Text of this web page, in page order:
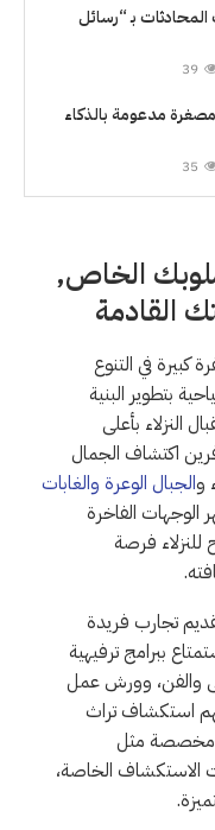
بـ “رسائل
39
مدعومة بالذكاء
35
الخاص,
القادمة
الفاخرة في عام 2023 طفرة كبيرة في التنوع
بتطوير البنية
النزلاء بأعلى
اكتشاف الجمال
والجبال الوعرة والغابات
الوجهات الفاخرة
للنزلاء فرصة
الفخامة في عام 2023 في تقديم تجارب فريدة
ببرامج ترفيهية
والفن، وورش عمل
استكشاف تراث
مخصصة مثل
الاستكشاف الخاصة،